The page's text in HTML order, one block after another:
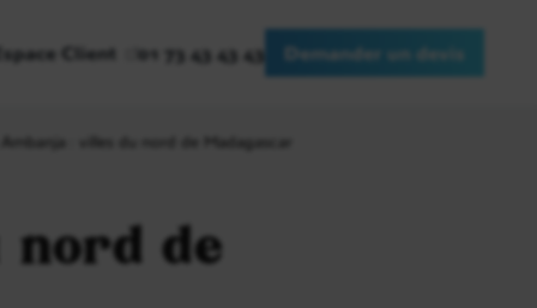
Client 01 73 43 43 43 Demander un devis
: villes du nord de Madagascar
de